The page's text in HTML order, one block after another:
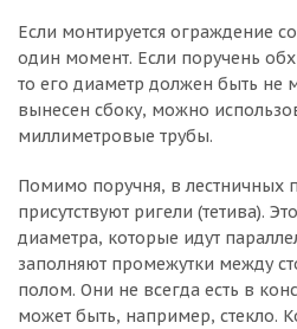
Если монтируется ограждение
один момент. Если поручень
то его диаметр должен быть не
вынесен сбоку, можно
миллиметровые трубы.
Помимо поручня, в лестничных
присутствуют ригели (тетива).
диаметра, которые идут
заполняют промежутки между
полом. Они не всегда есть в
может быть, например, стекло.